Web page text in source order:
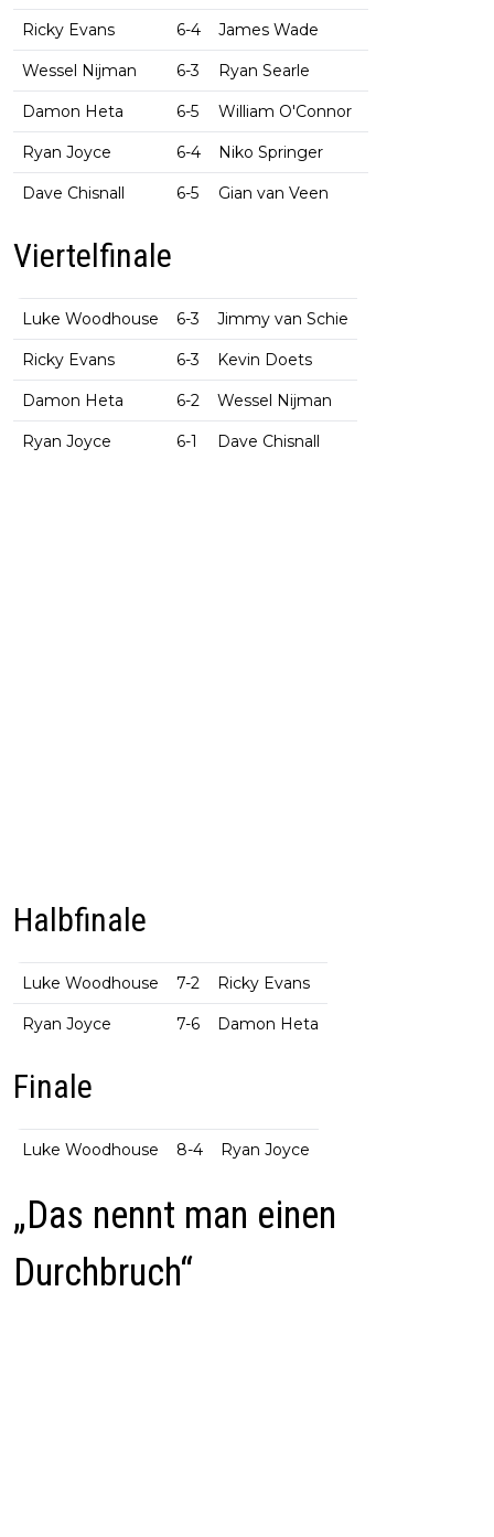
Ricky Evans 6-4 James Wade
Wessel Nijman 6-3 Ryan Searle
Damon Heta 6-5 William O'Connor
Ryan Joyce 6-4 Niko Springer
Dave Chisnall 6-5 Gian van Veen
Viertelfinale
Luke Woodhouse 6-3 Jimmy van Schie
Ricky Evans 6-3 Kevin Doets
Damon Heta 6-2 Wessel Nijman
Ryan Joyce 6-1 Dave Chisnall
Halbfinale
Luke Woodhouse 7-2 Ricky Evans
Ryan Joyce 7-6 Damon Heta
Finale
Luke Woodhouse 8-4 Ryan Joyce
„Das nennt man einen
Durchbruch“